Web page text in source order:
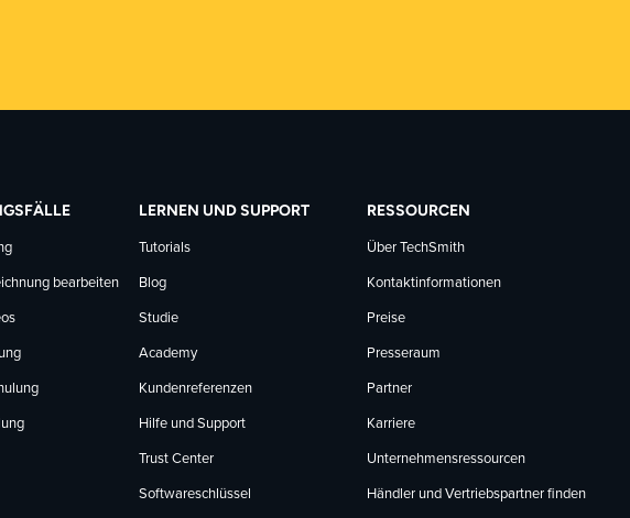
bearbeiten
LERNEN UND SUPPORT
Tutorials
Blog
Studie
Academy
Kundenreferenzen
Hilfe und Support
Trust Center
Softwareschlüssel
RESSOURCEN
Über TechSmith
Kontaktinformationen
Preise
Presseraum
Partner
Karriere
Unternehmensressourcen
Händler und Vertriebspartner finden